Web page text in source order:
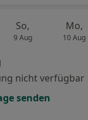
So,
9 Aug
Mo,
10 Aug
nicht verfügbar
senden